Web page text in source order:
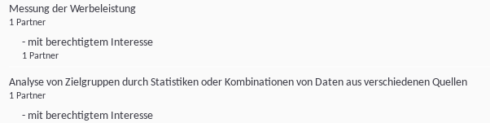
Messung der Werbeleistung
1 Partner
- mit berechtigtem Interesse
1 Partner
Analyse von Zielgruppen durch Statistiken oder Kombinationen von Daten aus verschiedenen Quellen
1 Partner
- mit berechtigtem Interesse